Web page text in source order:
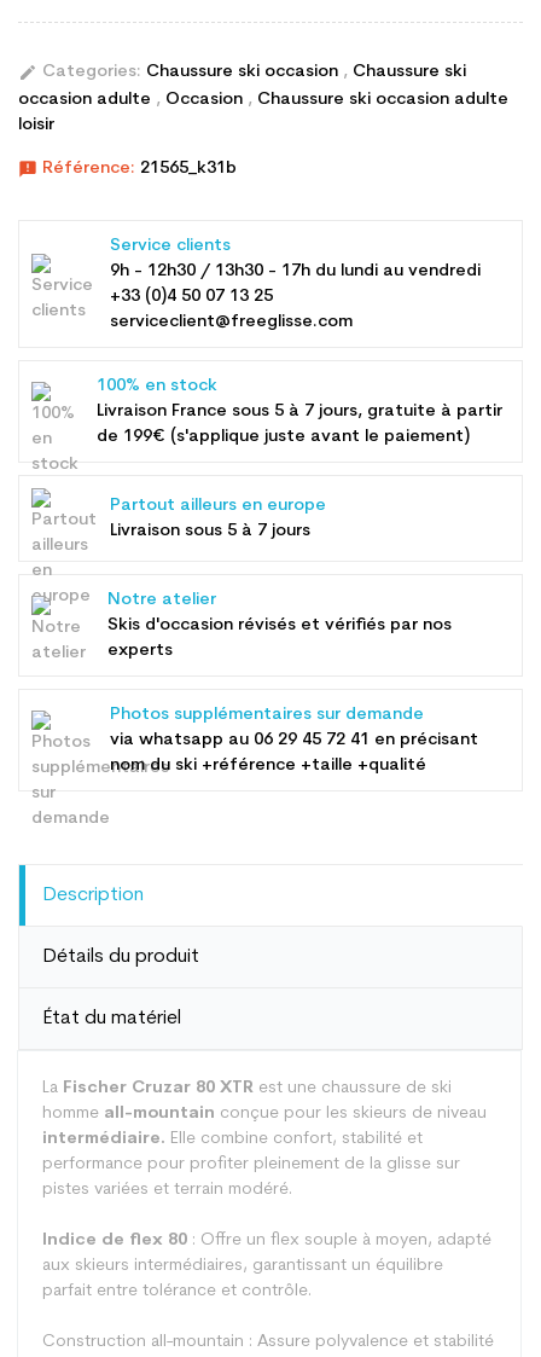
edit Categories: Chaussure ski occasion , Chaussure ski
occasion adulte , Occasion , Chaussure ski occasion adulte
loisir
announcement Référence: 21565_k31b
Service clients
9h - 12h30 / 13h30 - 17h du lundi au vendredi
+33 (0)4 50 07 13 25
serviceclient@freeglisse.com
100% en stock
Livraison France sous 5 à 7 jours, gratuite à partir
de 199€ (s'applique juste avant le paiement)
Partout ailleurs en europe
Livraison sous 5 à 7 jours
Notre atelier
Skis d'occasion révisés et vérifiés par nos
experts
Photos supplémentaires sur demande
via whatsapp au 06 29 45 72 41 en précisant
nom du ski +référence +taille +qualité
Description
Détails du produit
État du matériel
La Fischer Cruzar 80 XTR est une chaussure de ski
homme all-mountain conçue pour les skieurs de niveau
intermédiaire. Elle combine confort, stabilité et
performance pour profiter pleinement de la glisse sur
pistes variées et terrain modéré.
Indice de flex 80 : Offre un flex souple à moyen, adapté
aux skieurs intermédiaires, garantissant un équilibre
parfait entre tolérance et contrôle.
Construction all-mountain : Assure polyvalence et stabilité